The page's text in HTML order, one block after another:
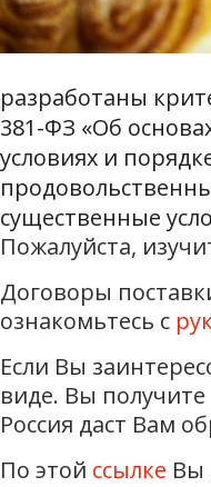
разработаны
381-ФЗ «Об
условиях и
существенные
Пожалуйста,
Договоры
ознакомьтесь с
Если Вы
виде. Вы
Россия даст Вам
По этой ссылке Вы